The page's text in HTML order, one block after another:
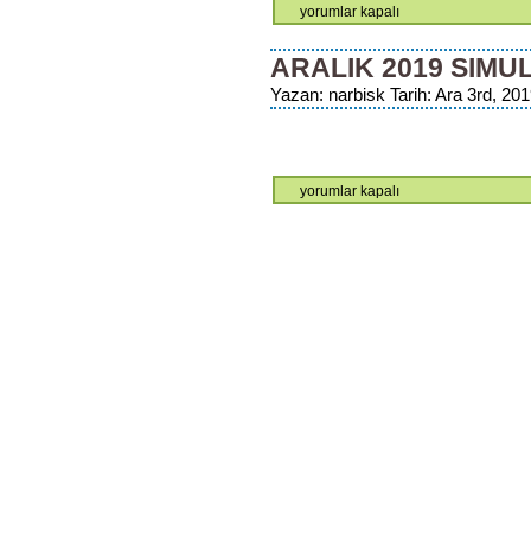
2019
Ayı
Şampiyonları
için
yorumlar kapalı
ARALIK 2019
Yazan: narbisk Tarih: Ara 3rd,
Aralık
yorumlar kapalı